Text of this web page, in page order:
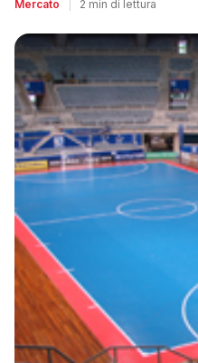
Mercato 2 min di lettura